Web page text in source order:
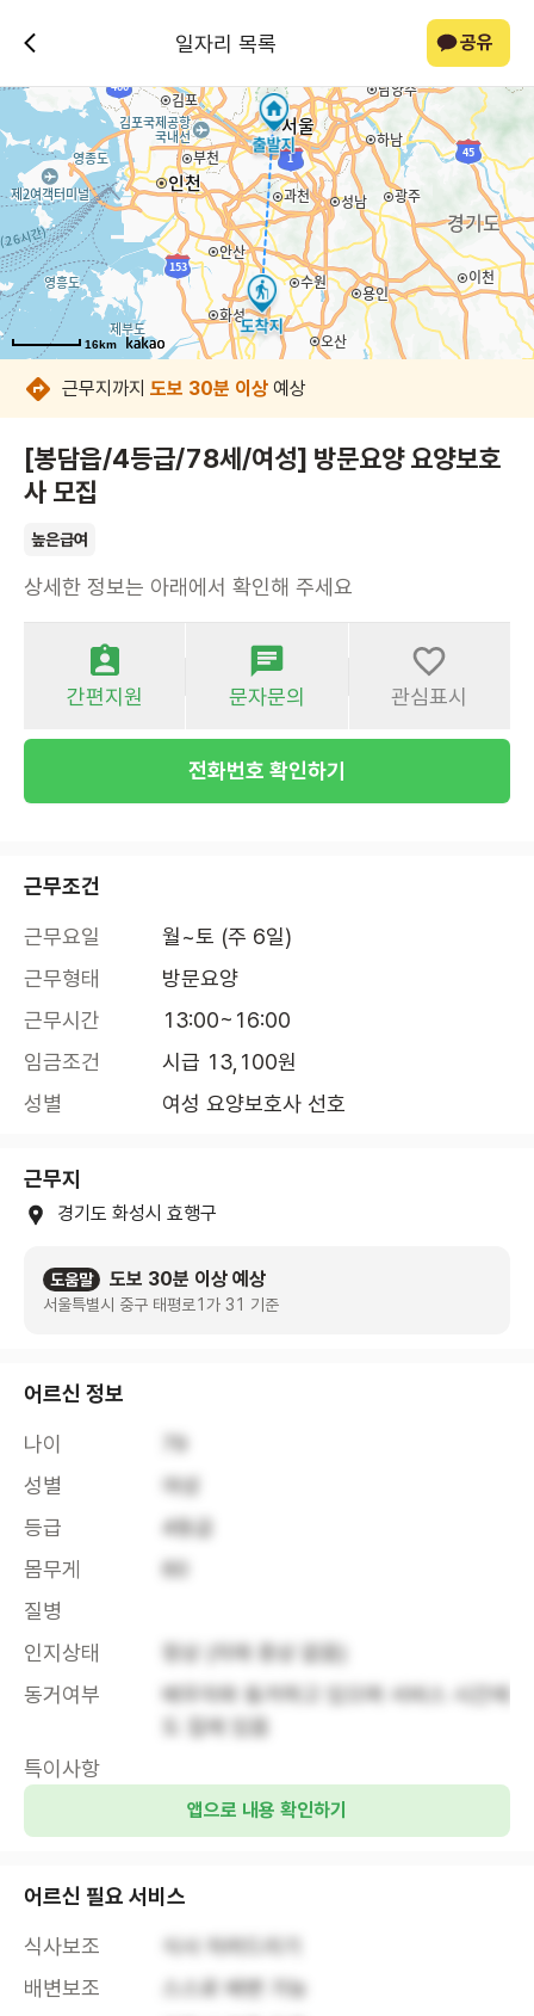
일자리 목록 공유
16km
16km
16km
16km
16km
16km
16km
16km
근무지까지 도보 30분 이상 예상
[봉담읍/4등급/78세/여성] 방문요양 요양보호
사 모집
높은급여
상세한 정보는 아래에서 확인해 주세요
간편지원 문자문의 관심표시
전화번호 확인하기
근무조건
근무요일
월~토 (주 6일)
근무형태
방문요양
근무시간
13:00~16:00
임금조건
시급 13,100원
성별
여성 요양보호사 선호
근무지
경기도 화성시 효행구
도움말 도보 30분 이상 예상
서울특별시 중구 태평로1가 31 기준
어르신 정보
나이
성별
여성
등급
4등급
몸무게
60
질병
인지상태
정상 (치매 증상 없음)
동거여부
배우자와 동거하고 있으며 서비스 시간에
도 집에 있음
특이사항
앱으로 내용 확인하기
어르신 필요 서비스
식사보조
식사 차려드리기
배변보조
스스로 배변 가능